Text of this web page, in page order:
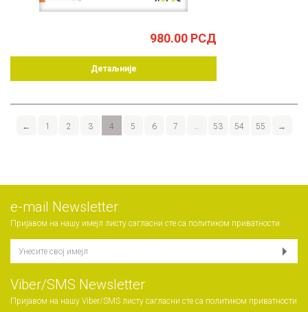
980.00 РСД
Детаљније
← 1 2 3 4 5 6 7 53 54 55 →
е-mail Newsletter
Пријавом на нашу имејл листу сагласни сте са политиком приватности
Viber/SMS Newsletter
Пријавом на нашу Viber/SMS листу сагласни сте са политиком приватности